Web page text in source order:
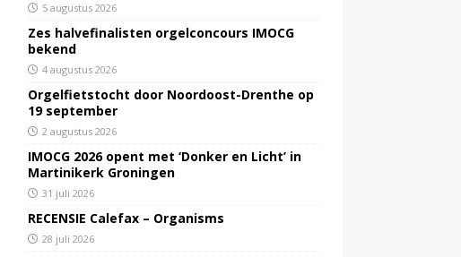
5 augustus 2026
Zes halvefinalisten orgelconcours IMOCG
bekend
4 augustus 2026
Orgelfietstocht door Noordoost-Drenthe op
19 september
2 augustus 2026
IMOCG 2026 opent met ‘Donker en Licht’ in
Martinikerk Groningen
31 juli 2026
RECENSIE Calefax – Organisms
28 juli 2026